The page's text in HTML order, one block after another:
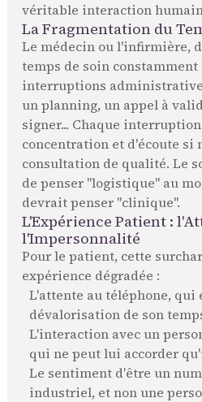
véritable interaction
La Fragmentation du
Le médecin ou l'infirmière,
temps de soin constamment
interruptions
un planning, un appel à
signer... Chaque
concentration et d'écoute si
consultation de qualité. Le
de penser "logistique" au
devrait penser "clinique".
L'Expérience Patient :
l'Impersonnalité
Pour le patient, cette
expérience dégradée :
L'attente au téléphone, qui
dévalorisation de son
L'interaction avec un
qui ne peut lui accorder
Le sentiment d'être un
industriel, et non une